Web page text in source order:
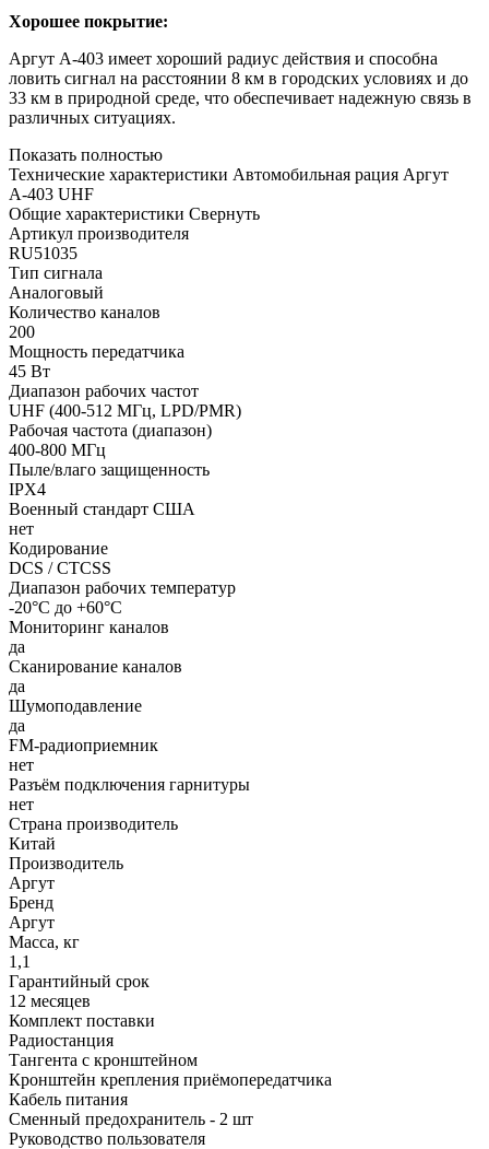
Хорошее покрытие:
Аргут А-403 имеет хороший радиус действия и способна
ловить сигнал на расстоянии 8 км в городских условиях и до
33 км в природной среде, что обеспечивает надежную связь в
различных ситуациях.
Показать полностью
Технические характеристики Автомобильная рация Аргут
А-403 UHF
Общие характеристики Свернуть
Артикул производителя
RU51035
Тип сигнала
Аналоговый
Количество каналов
200
Мощность передатчика
45 Вт
Диапазон рабочих частот
UHF (400-512 МГц, LPD/PMR)
Рабочая частота (диапазон)
400-800 МГц
Пыле/влаго защищенность
IPX4
Военный стандарт США
нет
Кодирование
DCS / CTCSS
Диапазон рабочих температур
-20°С до +60°С
Мониторинг каналов
да
Сканирование каналов
да
Шумоподавление
да
FM-радиоприемник
нет
Разъём подключения гарнитуры
нет
Страна производитель
Китай
Производитель
Аргут
Бренд
Аргут
Масса, кг
1,1
Гарантийный срок
12 месяцев
Комплект поставки
Радиостанция
Тангента с кронштейном
Кронштейн крепления приёмопередатчика
Кабель питания
Сменный предохранитель - 2 шт
Руководство пользователя